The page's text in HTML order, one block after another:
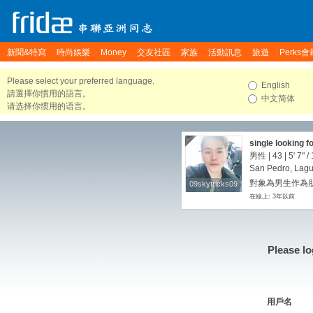
新聞&特寫 時尚娛樂 Money 交友社區 家族 活動訊息 旅遊 Perks會
Please select your preferred language.
請選擇你慣用的語言。
请选择你惯用的语言。
English
中文简体
09skytricks09
09skytricks09
single looking
男性 | 43 | 5' 7" /
San Pedro,
對象為男生作為
在線上: 3年以前
Please
用戶名